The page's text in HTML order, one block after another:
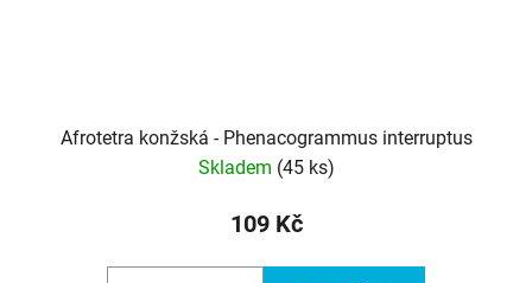
Afrotetra konžská - Phenacogrammus interruptus
Skladem (45 ks)
109 Kč